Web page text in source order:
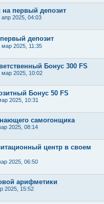
на первый депозит
апр 2025, 04:03
депозит
мар 2025, 11:35
Бонус 300 FS
мар 2025, 10:02
Бонус 50 FS
2025, 10:31
самогонщика
2025, 08:14
центр в своем
2025, 06:50
арифметики
2025, 15:52